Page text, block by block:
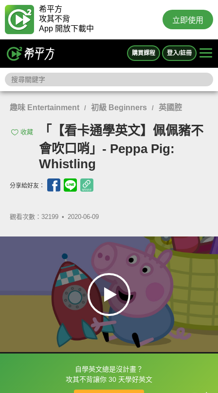
希平方
攻其不背
App 開放下載中
立即使用
購買課程 登入/註冊
趣味 Entertainment / 初級 Beginners / 英國腔
收藏
「【看卡通學英文】佩佩豬不
會吹口哨」- Peppa Pig:
Whistling
分享給好友：
觀看次數：32199 • 2020-06-09
自學英文總是沒計畫？
攻其不背讓你 30 天學好英文
框選或點兩下字幕可以直接查字典喔！